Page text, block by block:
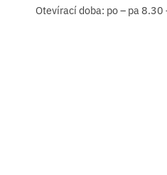
Otevírací doba: po – pa